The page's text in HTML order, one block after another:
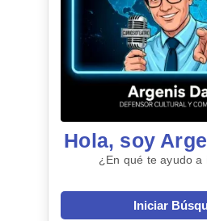
Hola, soy
¿En qué te ayudo a
Iniciar